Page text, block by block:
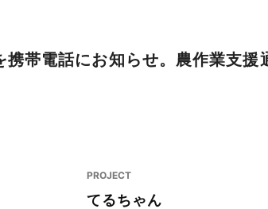
帯電話にお知らせ。農作業支援
PROJECT
てるちゃん